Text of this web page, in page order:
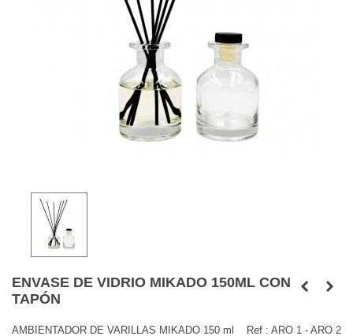
ENVASE DE VIDRIO MIKADO 150ML CON
TAPÓN
AMBIENTADOR DE VARILLAS MIKADO 150 ml Ref : ARO 1 - ARO 2